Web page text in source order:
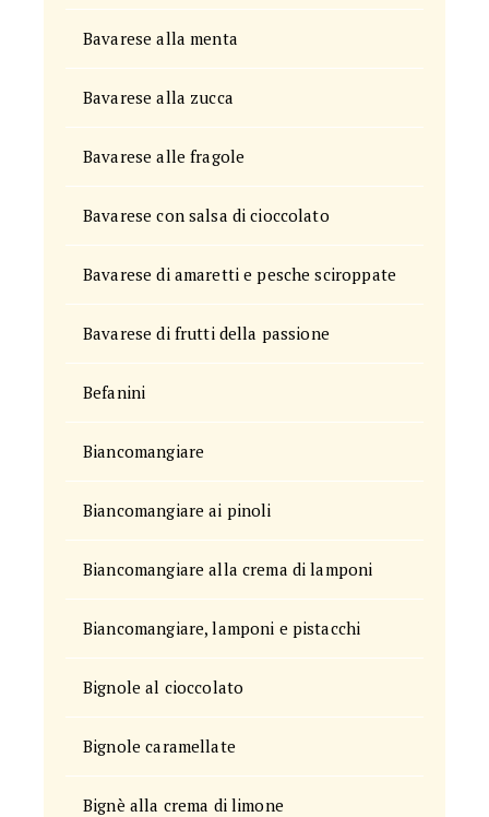
Bavarese alla menta
Bavarese alla zucca
Bavarese alle fragole
Bavarese con salsa di cioccolato
Bavarese di amaretti e pesche sciroppate
Bavarese di frutti della passione
Befanini
Biancomangiare
Biancomangiare ai pinoli
Biancomangiare alla crema di lamponi
Biancomangiare, lamponi e pistacchi
Bignole al cioccolato
Bignole caramellate
Bignè alla crema di limone